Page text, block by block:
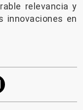
relevancia y
innovaciones en